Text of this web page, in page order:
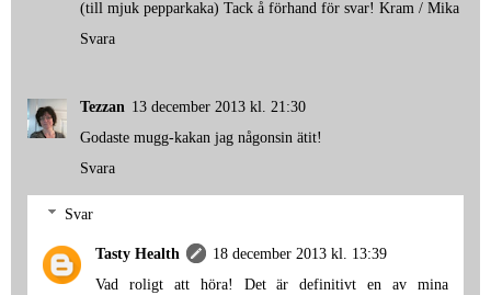
(till mjuk pepparkaka) Tack å förhand för svar! Kram / Mika
Svara
Tezzan 13 december 2013 kl. 21:30
Godaste mugg-kakan jag någonsin ätit!
Svara
Svar
Tasty Health
18 december 2013 kl. 13:39
Vad roligt att höra! Det är definitivt en av mina